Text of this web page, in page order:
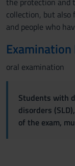
collection, but
and people who
oral examination
Students with
disorders
of the exam,